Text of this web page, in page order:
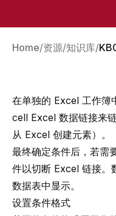
Home 资源 知识库
在单独的 Excel 工作簿
cell Excel 数据链接来
从 Excel 创建元素）。
最终确定条件后，若需
件以切断 Excel 链接。
数据表中显示。
设置条件格式